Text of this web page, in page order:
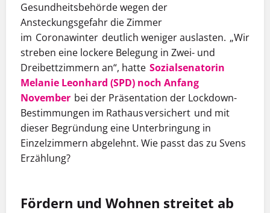
Gesundheitsbehörde wegen der
Ansteckungsgefahr die Zimmer
im Coronawinter deutlich weniger auslasten. „Wir
streben eine lockere Belegung in Zwei- und
Dreibettzimmern an“, hatte Sozialsenatorin
Melanie Leonhard (SPD) noch Anfang
November bei der Präsentation der Lockdown-
Bestimmungen im Rathausversichert und mit
dieser Begründung eine Unterbringung in
Einzelzimmern abgelehnt. Wie passt das zu Svens
Erzählung?
Fördern und Wohnen streitet ab